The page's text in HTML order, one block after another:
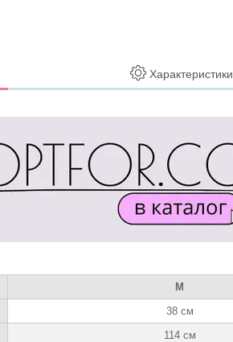
Характеристики
M
38 см
114 см